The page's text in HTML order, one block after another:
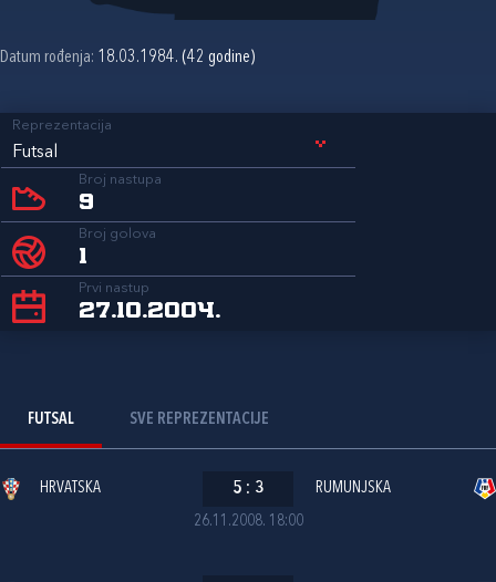
Datum rođenja: 18.03.1984. (42 godine)
Reprezentacija
Futsal
Broj nastupa
9
Broj golova
1
Prvi nastup
27.10.2004.
FUTSAL SVE REPREZENTACIJE
26.11.2008. 18:00
HRVATSKA 5 : 3 RUMUNJSKA